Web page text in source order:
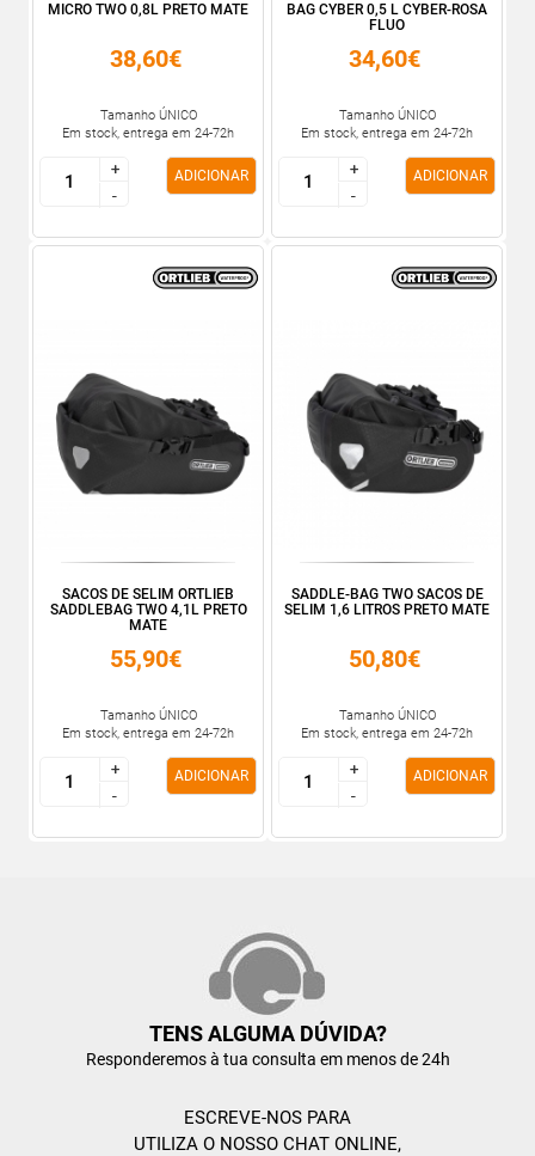
MICRO TWO 0,8L PRETO MATE
38,60€
Tamanho ÚNICO
Em stock, entrega em 24-72h
+
-
+
-
ADICIONAR
BAG CYBER 0,5 L CYBER-ROSA
FLUO
34,60€
Tamanho ÚNICO
Em stock, entrega em 24-72h
+
-
+
-
ADICIONAR
SACOS DE SELIM ORTLIEB
SADDLEBAG TWO 4,1L PRETO
MATE
55,90€
Tamanho ÚNICO
Em stock, entrega em 24-72h
+
-
+
-
ADICIONAR
SADDLE-BAG TWO SACOS DE
SELIM 1,6 LITROS PRETO MATE
50,80€
Tamanho ÚNICO
Em stock, entrega em 24-72h
+
-
+
-
ADICIONAR
TENS ALGUMA DÚVIDA?
Responderemos à tua consulta em menos de 24h
ESCREVE-NOS PARA
UTILIZA O NOSSO CHAT ONLINE,